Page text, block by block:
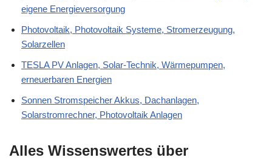
eigene Energieversorgung
Photovoltaik, Photovoltaik Systeme, Stromerzeugung,
Solarzellen
TESLA PV Anlagen, Solar-Technik, Wärmepumpen,
erneuerbaren Energien
Sonnen Stromspeicher Akkus, Dachanlagen,
Solarstromrechner, Photovoltaik Anlagen
Alles Wissenswertes über